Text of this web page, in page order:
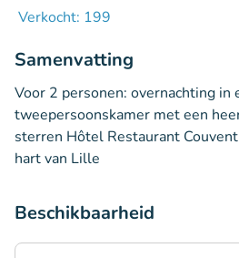
Verkocht: 199
Samenvatting
Voor 2 personen: overnachting in
tweepersoonskamer met een
sterren Hôtel Restaurant
hart van Lille
Beschikbaarheid